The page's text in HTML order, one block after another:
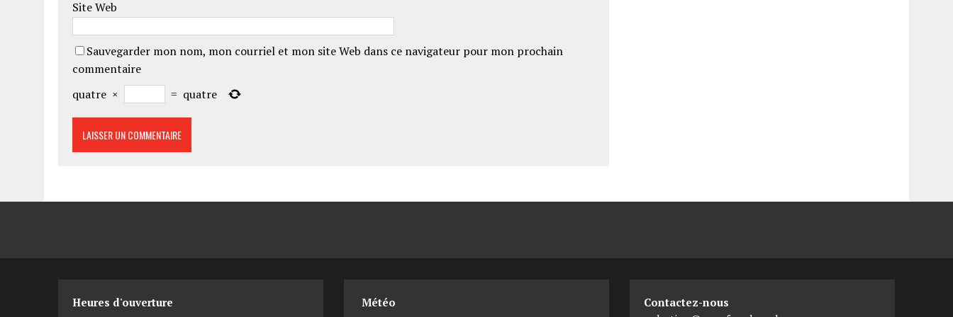
Site Web
Sauvegarder mon nom, mon courriel et mon site Web dans ce navigateur pour mon prochain
commentaire
quatre × = quatre
Heures d'ouverture Météo
Contactez-nous